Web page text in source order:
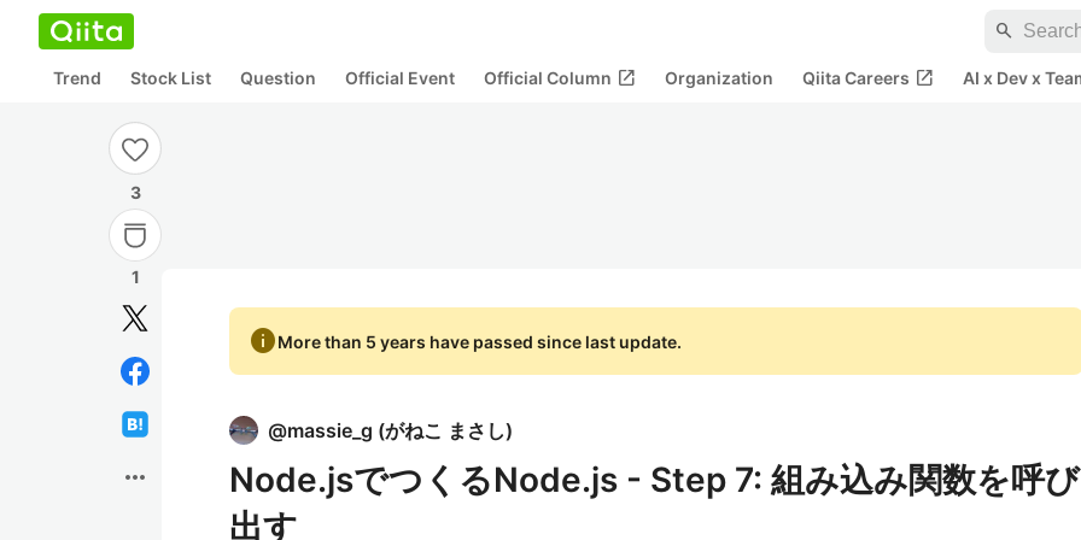
search
Trend Stock List Question Official Event Official Column open_in_new Organization Qiita Careers open_in_new AI x Dev x
3
1
more_horiz
infoMore than 5 years have passed since last update.
@massie_g (がねこ まさし)
Node.jsでつくるNode.js - Step 7: 組み込み関数を呼び
出す